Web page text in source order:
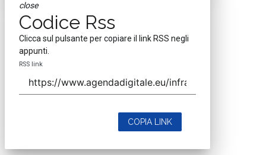
close
Codice Rss
Clicca sul pulsante per copiare il link RSS negli
appunti.
RSS link
COPIA LINK